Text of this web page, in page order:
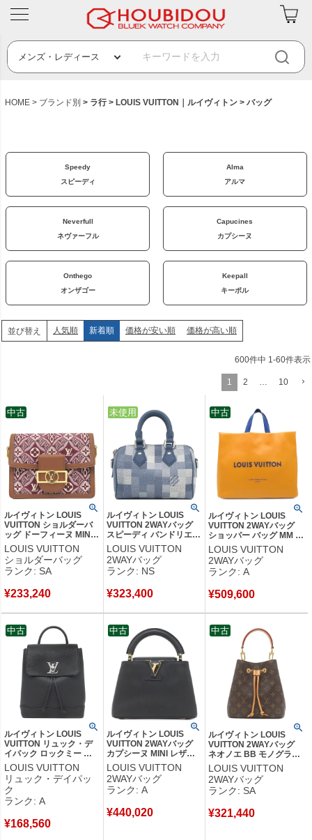
HOME ブランド別 ラ行 LOUIS VUITTON｜ルイヴィトン バッグ
Speedy
スピーディ
Alma
アルマ
Neverfull
ネヴァーフル
Capucines
カプシーヌ
Onthego
オンザゴー
Keepall
キーポル
並び替え 人気順 新着順 価格が安い順 価格が高い順
600件中 1-60件表示
1 2 … 10
ルイヴィトン LOUIS
VUITTON ショルダーバ
ッグ ドーフィーヌ MINI
キャンバス モノグラムジ
ャガード ボルドー ゴー
ルド金具 SINCE1854
M57172 GI3250 【中
LOUIS VUITTON
ショルダーバッグ
ランク: SA
¥233,240
中古
ルイヴィトン LOUIS
VUITTON 2WAYバッグ
スピーディ バンドリエー
ル 18 レザー ダモフラー
ジュキャンバス インディ
ゴブルー マットシルバー
金具 新品 未使用
【中古】未使用保管品
LOUIS VUITTON
2WAYバッグ
ランク: NS
¥323,400
中古
未使用
ルイヴィトン LOUIS
VUITTON 2WAYバッグ
ショッパー バッグ MM レ
ザー サフラン シルバー金
具 イエロー トート ショ
ルダー M24457 RFID
【箱】 【中古】中古美品
LOUIS VUITTON
2WAYバッグ
ランク: A
¥509,600
中古
ルイヴィトン LOUIS
VUITTON リュック・デ
イパック ロックミー バ
ックパック レザー トリ
ヨンレザー ブラック シ
ルバー金具 黒 リュック
LVロゴ M41815 DU4188
【保存袋】 【中古】中古
LOUIS VUITTON
リュック・デイパッ
ク
ランク: A
¥168,560
中古
ルイヴィトン LOUIS
VUITTON 2WAYバッグ
カプシーヌ MINI レザー
トリヨンレザー ノワール
ゴールド金具 黒 ショル
ダー ハンドバッグ LVロ
ゴ M56071 RFID 【中
LOUIS VUITTON
2WAYバッグ
ランク: A
¥440,020
中古
ルイヴィトン LOUIS
VUITTON 2WAYバッグ
ネオノエ BB モノグラム
キャンバス モノグラム ゴ
ールド金具 茶 ショルダー
ハンドバッグ M46581
RFID 【保存袋】 【中
LOUIS VUITTON
2WAYバッグ
ランク: SA
¥321,440
中古